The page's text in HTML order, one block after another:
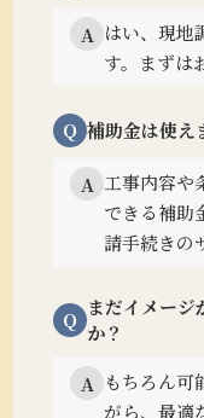
A はい、現地
す。まずは
Q 補助金は使え
A 工事内容や
できる補助
請手続きの
Q
まだイメージ
か？
A もちろん可
がら、最適